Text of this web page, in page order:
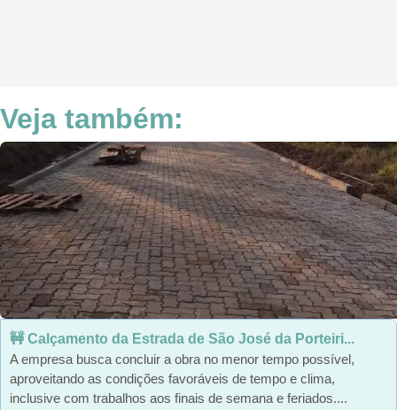
Veja também:
🚧 Calçamento da Estrada de São José da Porteiri...
A empresa busca concluir a obra no menor tempo possível,
aproveitando as condições favoráveis de tempo e clima,
inclusive com trabalhos aos finais de semana e feriados....